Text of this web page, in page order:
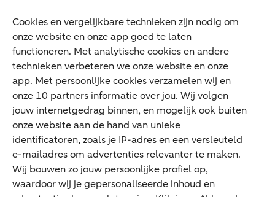
Digitale diensten
Internet Bankieren
ABN AMRO app
Tikkie
Apple Pay
Google Pay
Veilig bankieren
Meest gezocht
Cookies en vergelijkbare technieken zijn nodig om
onze website en onze app goed te laten
functioneren. Met analytische cookies en andere
technieken verbeteren we onze website en onze
app. Met persoonlijke cookies verzamelen wij en
onze 10 partners informatie over jou. Wij volgen
jouw internetgedrag binnen, en mogelijk ook buiten
onze website aan de hand van unieke
identificatoren, zoals je IP-adres en een versleuteld
e-mailadres om advertenties relevanter te maken.
Wij bouwen zo jouw persoonlijke profiel op,
waardoor wij je gepersonaliseerde inhoud en